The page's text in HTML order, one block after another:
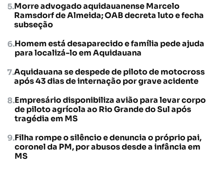
Morre advogado aquidauanense Marcelo
Ramsdorf de Almeida; OAB decreta luto e fecha
subseção
Homem está desaparecido e família pede ajuda
para localizá-lo em Aquidauana
Aquidauana se despede de piloto de motocross
após 43 dias de internação por grave acidente
Empresário disponibiliza avião para levar corpo
de piloto agrícola ao Rio Grande do Sul após
tragédia em MS
Filha rompe o silêncio e denuncia o próprio pai,
coronel da PM, por abusos desde a infância em
MS